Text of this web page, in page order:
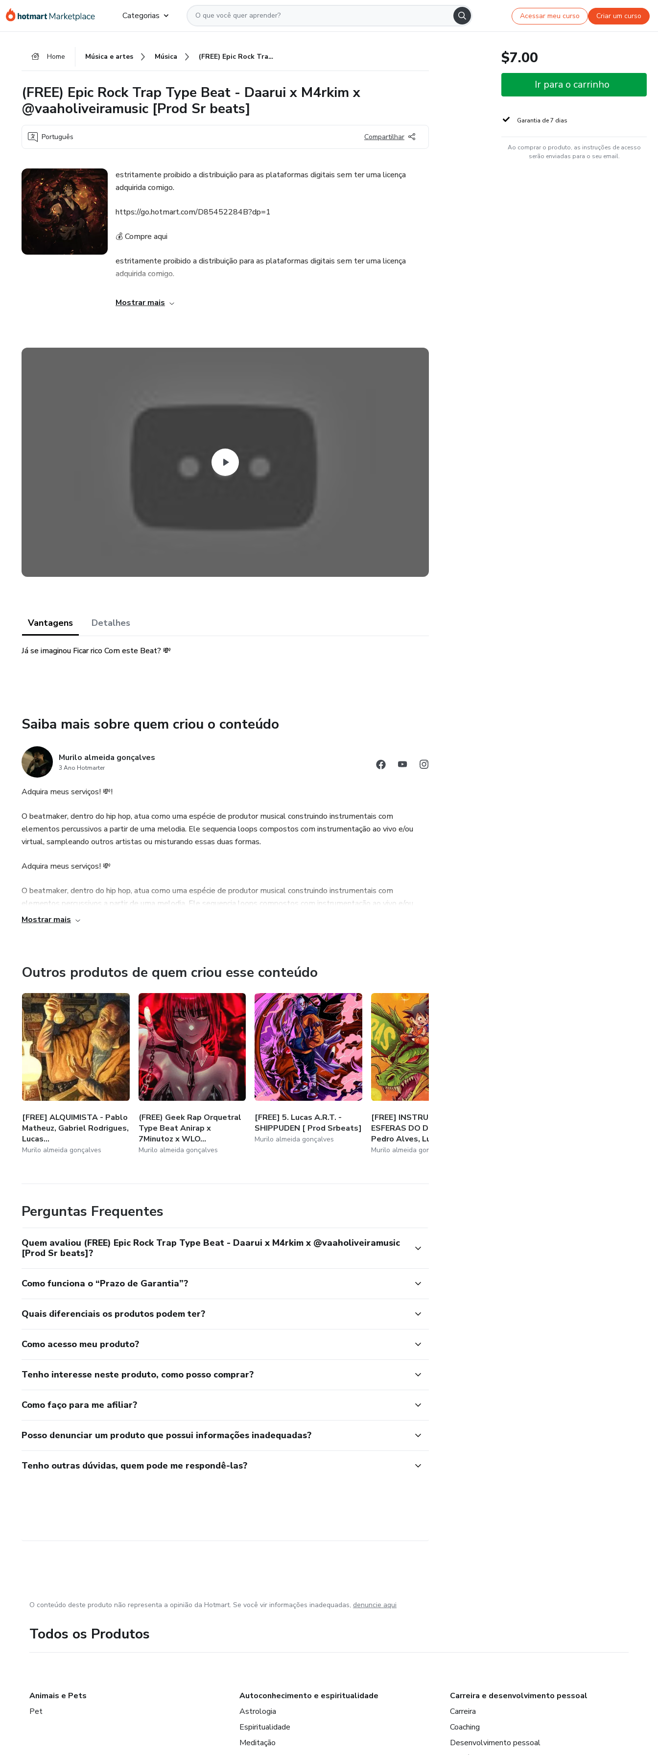
para
para
para
Categorias Acessar meu curso Criar um curso
Home Música e artes Música (FREE) Epic Rock Trap Type Beat - Daarui x M4rkim x @vaaholiveiramusic [Prod Sr beats]
(FREE) Epic Rock Trap Type Beat - Daarui x M4rkim x
@vaaholiveiramusic [Prod Sr beats]
Português Compartilhar
estritamente proibido a distribuição para as plataformas digitais sem ter uma licença
adquirida comigo.
https://go.hotmart.com/D85452284B?dp=1
💰 Compre aqui
estritamente proibido a distribuição para as plataformas digitais sem ter uma licença
adquirida comigo.
https://go.hotmart.com/D85452284B?dp=1
Mostrar mais
Vantagens Detalhes
Já se imaginou Ficar rico Com este Beat? 💸
Saiba mais sobre quem criou o conteúdo
Murilo almeida gonçalves
3 Ano Hotmarter
Adquira meus serviços! 💸!
O beatmaker, dentro do hip hop, atua como uma espécie de produtor musical construindo instrumentais com
elementos percussivos a partir de uma melodia. Ele sequencia loops compostos com instrumentação ao vivo e/ou
virtual, sampleando outros artistas ou misturando essas duas formas.
Adquira meus serviços! 💸
O beatmaker, dentro do hip hop, atua como uma espécie de produtor musical construindo instrumentais com
elementos percussivos a partir de uma melodia. Ele sequencia loops compostos com instrumentação ao vivo e/ou
virtual, sampleando outros artistas ou misturando essas duas formas.
Mostrar mais
Outros produtos de quem criou esse conteúdo
[FREE] ALQUIMISTA - Pablo
Matheuz, Gabriel Rodrigues,
Lucas...
Murilo almeida gonçalves
(FREE) Geek Rap Orquetral
Type Beat Anirap x
7Minutoz x WLO...
Murilo almeida gonçalves
[FREE] 5. Lucas A.R.T. -
SHIPPUDEN [ Prod Srbeats]
Murilo almeida gonçalves
[FREE] INSTRUMENTAL
ESFERAS DO DRAGÃO -
Pedro Alves, Lucas A...
Murilo almeida gonçalves
Perguntas Frequentes
Quem avaliou (FREE) Epic Rock Trap Type Beat - Daarui x M4rkim x @vaaholiveiramusic
[Prod Sr beats]?
Como funciona o “Prazo de Garantia”?
Quais diferenciais os produtos podem ter?
Como acesso meu produto?
Tenho interesse neste produto, como posso comprar?
Como faço para me afiliar?
Posso denunciar um produto que possui informações inadequadas?
Tenho outras dúvidas, quem pode me respondê-las?
$7.00
Ir para o carrinho
Garantia de 7 dias
Ao comprar o produto, as instruções de acesso
serão enviadas para o seu email.
O conteúdo deste produto não representa a opinião da Hotmart. Se você vir informações inadequadas, denuncie aqui
Todos os Produtos
Animais e Pets
Pet
Autoconhecimento e espiritualidade
Astrologia
Espiritualidade
Meditação
Carreira e desenvolvimento pessoal
Carreira
Coaching
Desenvolvimento pessoal